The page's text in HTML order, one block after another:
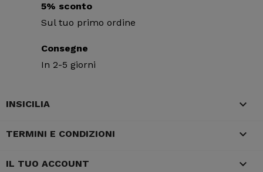
5% sconto
Sul tuo primo ordine
Consegne
In 2-5 giorni
INSICILIA 
TERMINI E CONDIZIONI 
IL TUO ACCOUNT 